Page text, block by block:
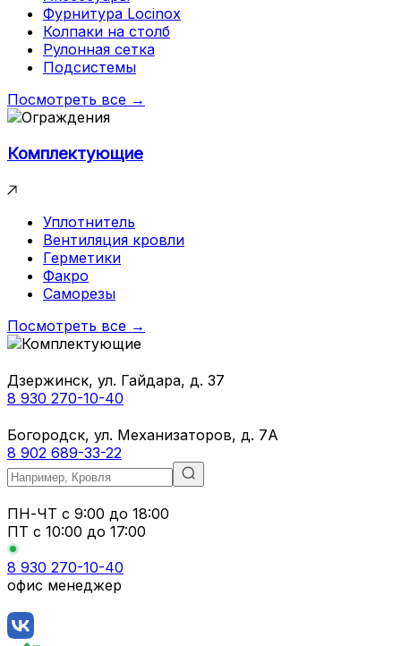
Фурнитура Locinox
Колпаки на столб
Рулонная сетка
Подсистемы
Посмотреть все →
Комплектующие
Уплотнитель
Вентиляция кровли
Герметики
Факро
Саморезы
Посмотреть все →
Дзержинск, ул. Гайдара, д. 37
8 930 270-10-40
Богородск, ул. Механизаторов, д. 7А
8 902 689-33-22
ПН-ЧТ с 9:00 до 18:00
ПТ с 10:00 до 17:00
8 930 270-10-40
офис менеджер